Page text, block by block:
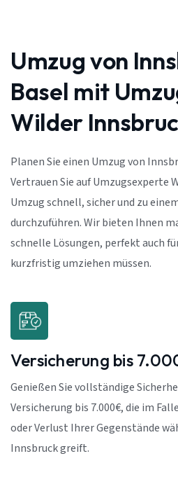
Umzug von
Basel mit
Wilder
Planen Sie einen Umzug von
Vertrauen Sie auf Umzugsexperte
Umzug schnell, sicher und zu
durchzuführen. Wir bieten Ihnen
schnelle Lösungen, perfekt auch
kurzfristig umziehen müssen.
Versicherung bis
Genießen Sie vollständige
Versicherung bis 7.000€, die im
oder Verlust Ihrer Gegenstände
Innsbruck greift.